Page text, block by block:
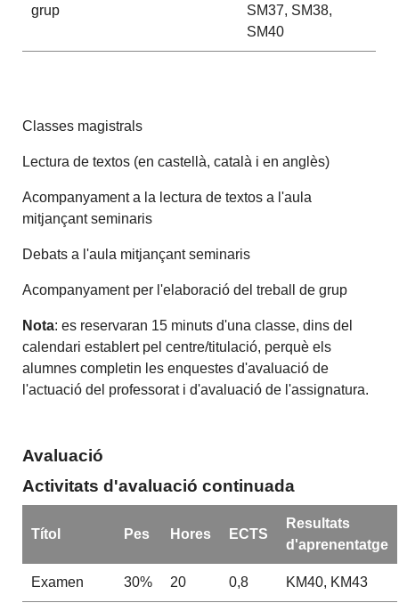
grup
SM37, SM38,
SM40
Classes magistrals
Lectura de textos (en castellà, català i en anglès)
Acompanyament a la lectura de textos a l'aula
mitjançant seminaris
Debats a l'aula mitjançant seminaris
Acompanyament per l'elaboració del treball de grup
Nota: es reservaran 15 minuts d'una classe, dins del
calendari establert pel centre/titulació, perquè els
alumnes completin les enquestes d'avaluació de
l'actuació del professorat i d'avaluació de l'assignatura.
Avaluació
Activitats d'avaluació continuada
Títol Pes Hores ECTS
Resultats
d'aprenentatge
Examen 30% 20 0,8 KM40, KM43